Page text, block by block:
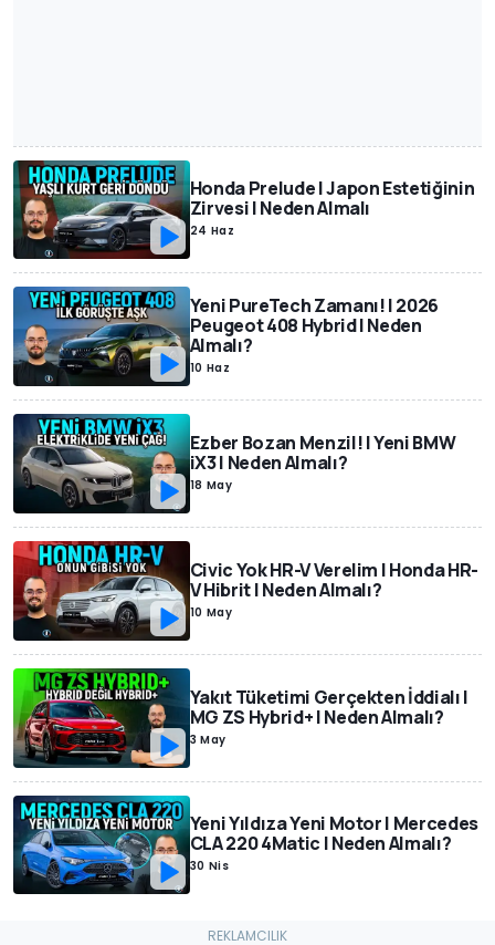
Honda Prelude | Japon Estetiğinin
Zirvesi | Neden Almalı
24 Haz
Yeni PureTech Zamanı! | 2026
Peugeot 408 Hybrid | Neden
Almalı?
10 Haz
Ezber Bozan Menzil! | Yeni BMW
iX3 | Neden Almalı?
18 May
Civic Yok HR-V Verelim | Honda HR-
V Hibrit | Neden Almalı?
10 May
Yakıt Tüketimi Gerçekten İddialı |
MG ZS Hybrid+ | Neden Almalı?
3 May
Yeni Yıldıza Yeni Motor | Mercedes
CLA 220 4Matic | Neden Almalı?
30 Nis